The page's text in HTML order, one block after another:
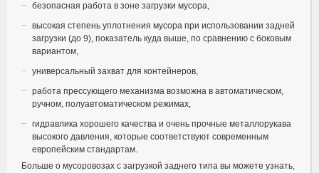
безопасная работа в зоне загрузки мусора,
высокая степень уплотнения мусора при использовании задней
загрузки (до 9), показатель куда выше, по сравнению с боковым
вариантом,
универсальный захват для контейнеров,
работа прессующего механизма возможна в автоматическом,
ручном, полуавтоматическом режимах,
гидравлика хорошего качества и очень прочные металлорукава
высокого давления, которые соответствуют современным
европейским стандартам.
Больше о мусоровозах с загрузкой заднего типа вы можете узнать,